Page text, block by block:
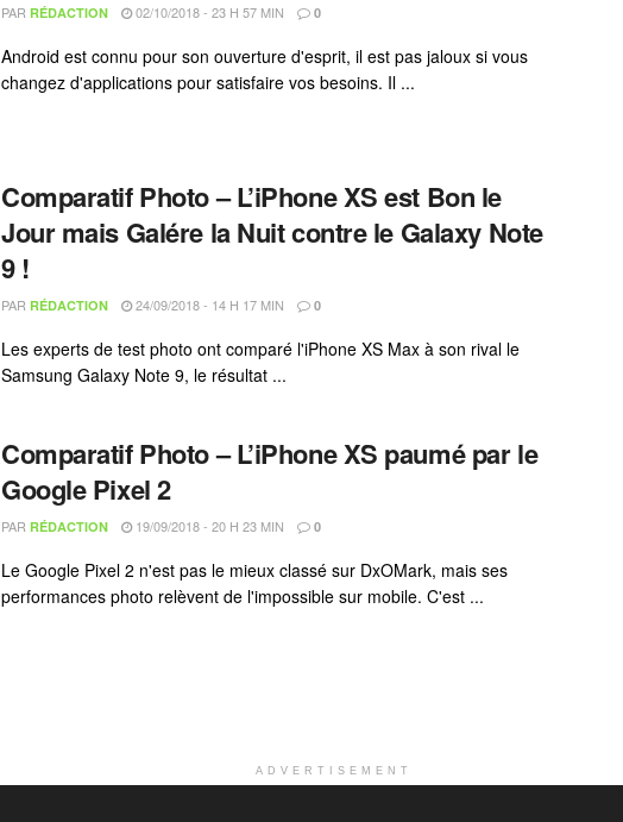
PAR RÉDACTION 02/10/2018 - 23 H 57 MIN 0
Android est connu pour son ouverture d'esprit, il est pas jaloux si vous
changez d'applications pour satisfaire vos besoins. Il ...
Comparatif Photo – L’iPhone XS est Bon le
Jour mais Galére la Nuit contre le Galaxy Note
9 !
PAR RÉDACTION 24/09/2018 - 14 H 17 MIN 0
Les experts de test photo ont comparé l'iPhone XS Max à son rival le
Samsung Galaxy Note 9, le résultat ...
Comparatif Photo – L’iPhone XS paumé par le
Google Pixel 2
PAR RÉDACTION 19/09/2018 - 20 H 23 MIN 0
Le Google Pixel 2 n'est pas le mieux classé sur DxOMark, mais ses
performances photo relèvent de l'impossible sur mobile. C'est ...
ADVERTISEMENT